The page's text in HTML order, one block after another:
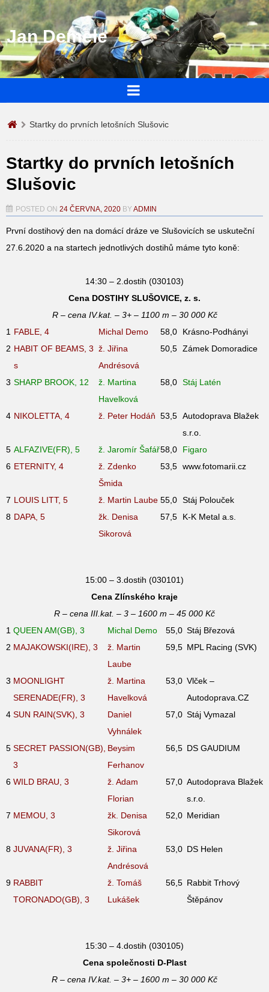
Jan Demele
Startky do prvních letošních Slušovic
Startky do prvních letošních
Slušovic
POSTED ON 24 ČERVNA, 2020 BYADMIN
První dostihový den na domácí dráze ve Slušovicích se uskuteční
27.6.2020 a na startech jednotlivých dostihů máme tyto koně:
14:30 – 2.dostih (030103)
Cena DOSTIHY SLUŠOVICE, z. s.
R – cena IV.kat. – 3+ – 1100 m – 30 000 Kč
1 FABLE, 4 Michal Demo 58,0
Krásno-Podhányi
2 HABIT OF BEAMS, 3
s
ž. Jiřina
Andrésová
50,5 Zámek Domoradice
3 SHARP BROOK, 12
ž. Martina
Havelková
58,0 Stáj Latén
4 NIKOLETTA, 4 ž. Peter Hodáň 53,5 Autodoprava Blažek
s.r.o.
5 ALFAZIVE(FR), 5 ž. Jaromír Šafář58,0
Figaro
6 ETERNITY, 4
ž. Zdenko
Šmida
53,5 www.fotomarii.cz
7 LOUIS LITT, 5 ž. Martin Laube 55,0 Stáj Polouček
8 DAPA, 5
žk. Denisa
Sikorová
57,5 K-K Metal a.s.
15:00 – 3.dostih (030101)
Cena Zlínského kraje
R – cena III.kat. – 3 – 1600 m – 45 000 Kč
1 QUEEN AM(GB), 3 Michal Demo 55,0 Stáj Březová
2 MAJAKOWSKI(IRE), 3
ž. Martin
Laube
59,5 MPL Racing (SVK)
3 MOONLIGHT
SERENADE(FR), 3
ž. Martina
Havelková
53,0 Vlček –
Autodoprava.CZ
4 SUN RAIN(SVK), 3
Daniel
Vyhnálek
57,0 Stáj Vymazal
5 SECRET PASSION(GB),
3
Beysim
Ferhanov
56,5 DS GAUDIUM
6 WILD BRAU, 3
ž. Adam
Florian
57,0 Autodoprava Blažek
s.r.o.
7 MEMOU, 3
žk. Denisa
Sikorová
52,0 Meridian
8 JUVANA(FR), 3
ž. Jiřina
Andrésová
53,0 DS Helen
9 RABBIT
TORONADO(GB), 3
ž. Tomáš
Lukášek
56,5 Rabbit Trhový
Štěpánov
15:30 – 4.dostih (030105)
Cena společnosti D-Plast
R – cena IV.kat. – 3+ – 1600 m – 30 000 Kč